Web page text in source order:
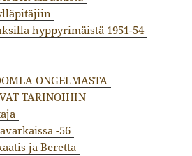
hyppyrimäistä 1951-54
ONGELMASTA
TARINOIHIN
-56
ja Beretta